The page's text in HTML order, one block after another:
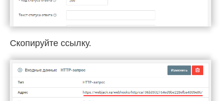
Скопируйте ссылку.